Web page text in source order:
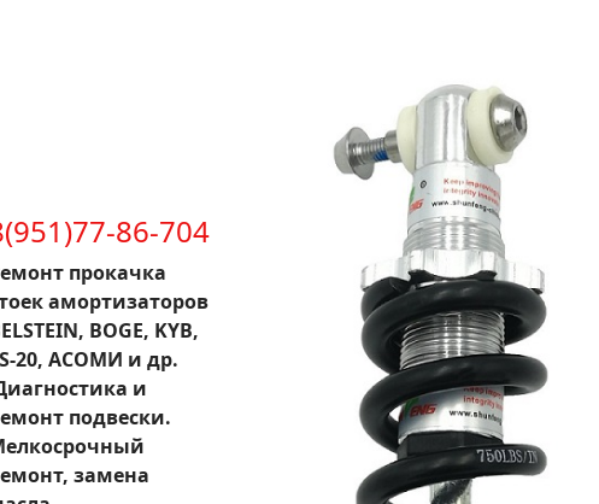
86-704
прокачка
амортизаторов
BOGE, KYB,
20, АСОМИ и др.
и
подвески.
замена